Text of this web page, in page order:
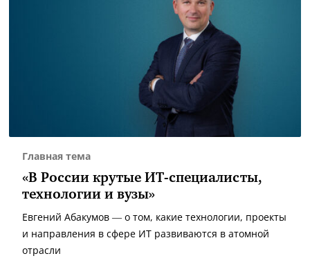
Главная тема
«В России крутые ИТ-специалисты,
технологии и вузы»
Евгений Абакумов — о том, какие технологии, проекты
и направления в сфере ИТ развиваются в атомной
отрасли